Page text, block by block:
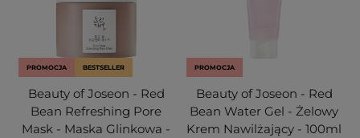
PROMOCJA BESTSELLER
Beauty of Joseon - Red
Bean Refreshing Pore
Mask - Maska Glinkowa -
PROMOCJA
Beauty of Joseon - Red
Bean Water Gel - Żelowy
Krem Nawilżający - 100ml